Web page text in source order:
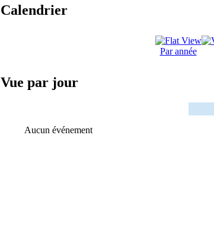
Calendrier
Par année
Vue par jour
Aucun événement